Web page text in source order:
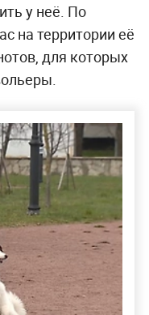
у неё. По
на территории её
для которых